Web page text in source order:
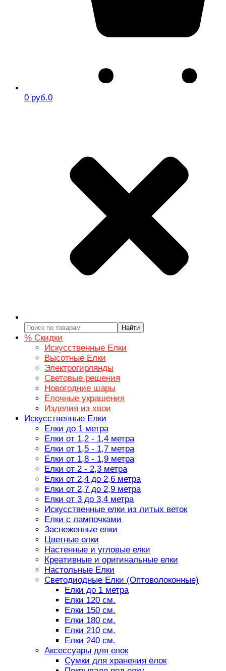
0 руб.0
Найти
% Скидки
Искусственные Елки
Высотные Елки
Электрогирлянды
Световые решения
Новогодние шары
Ёлочные украшения
Изделия из хвои
Искусственные Елки
Елки до 1 метра
Елки от 1,2 - 1,4 метра
Елки от 1,5 - 1,7 метра
Елки от 1,8 - 1,9 метра
Елки от 2 - 2,3 метра
Елки от 2,4 до 2,6 метра
Елки от 2,7 до 2,9 метра
Елки от 3 до 3,4 метра
Искусственные елки из литых веток
Елки с лампочками
Заснеженные елки
Цветные елки
Настенные и угловые елки
Креативные и оригинальные елки
Настольные Елки
Светодиодные Елки (Оптоволоконные)
Елки до 1 метра
Елки 120 см.
Елки 150 см.
Елки 180 см.
Елки 210 см.
Елки 240 см.
Аксессуары для елок
Сумки для хранения ёлок